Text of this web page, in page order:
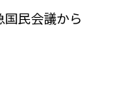
国民会議から